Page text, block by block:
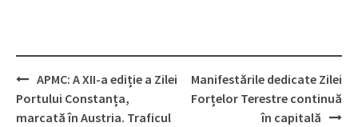
Post
navigation
APMC: A XII-a ediție a Zilei
Portului Constanța,
marcată în Austria. Traficul
Manifestările dedicate Zilei
Forțelor Terestre continuă
în capitală